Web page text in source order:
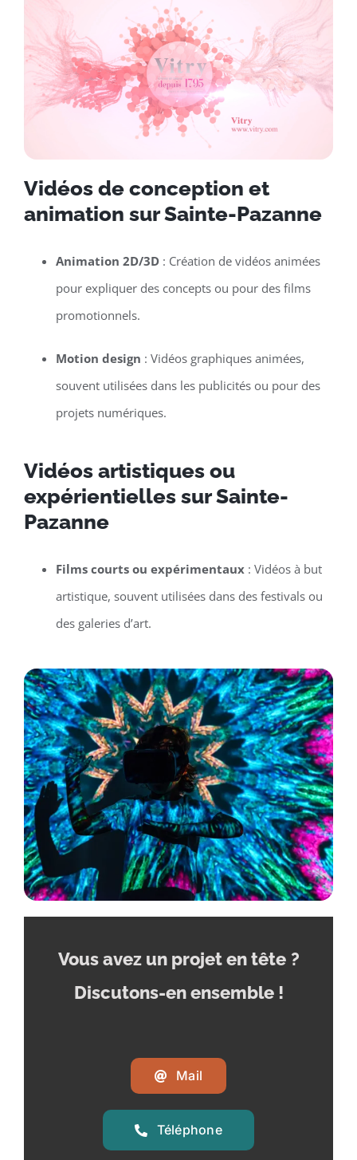
Vidéos de conception et
animation sur Sainte-Pazanne
Animation 2D/3D: Création de vidéos animées
pour expliquer des concepts ou pour des films
promotionnels.
Motion design : Vidéos graphiques animées,
souvent utilisées dans les publicités ou pour des
projets numériques.
Vidéos artistiques ou
expérientielles sur Sainte-
Pazanne
Films courts ou expérimentaux: Vidéos à but
artistique, souvent utilisées dans des festivals ou
des galeries d’art.
Vous avez un projet en tête ?
Discutons-en ensemble !
Mail
Téléphone